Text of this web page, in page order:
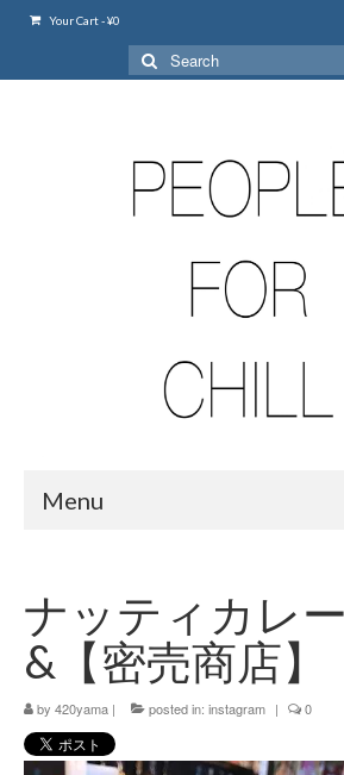
Your Cart-¥0
Search
for:
Menu
420 shibuya_info
420 shibuya_access
420 shibuya_shop
Instagram:420shibuya_official
ナッティカレー
&【密売商店】
by 420yama | posted in: instagram | 0